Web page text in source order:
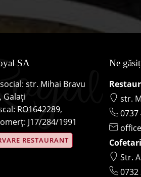
SA
str. Mihai Bravu
Galați
RO1642289,
J17/284/1991
RESTAURANT
Ne
str.
0737
Str.
0732